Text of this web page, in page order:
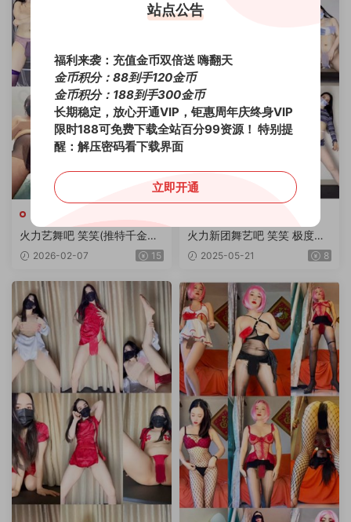
火力艺舞吧 笑笑(推特千金）
顶臀摇摆极度诱惑顶胯热舞 4
2026-02-07 15
火力新团舞艺吧 笑笑 极度诱
惑顶胯热舞 第38期 10V/1.92
2025-05-21 8
站点公告
福利来袭：充值金币双倍送 嗨翻天
金币积分：88到手120金币
金币积分：188到手300金币
长期稳定，放心开通VIP，钜惠周年庆终身VIP
限时188可免费下载全站百分99资源！ 特别提
醒：解压密码看下载界面
立即开通